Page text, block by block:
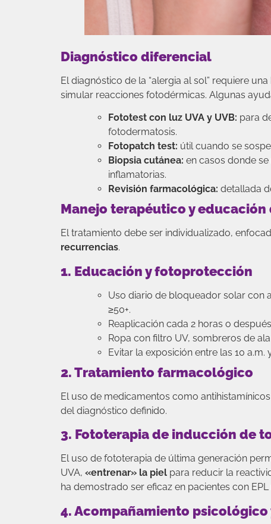
Diagnóstico diferencial
El diagnóstico de la “alergia al sol” requiere
simular reacciones fotodérmicas. Algunas
Fototest con luz UVA y UVB: para
fotodermatosis.
Fotopatch test: útil cuando se
Biopsia cutánea: en casos donde
inflamatorias.
Revisión farmacológica: detallada
Manejo terapéutico y
El tratamiento debe ser individualizado,
recurrencias.
1. Educación y fotoprotección
Uso diario de bloqueador solar con
≥50+.
Reaplicación cada 2 horas o
Ropa con filtro UV, sombreros de
Evitar la exposición entre las 10
2. Tratamiento farmacológico
El uso de medicamentos como
del diagnóstico definido.
3. Fototerapia de inducción de
El uso de fototerapia de última generación
UVA, «entrenar» la piel para reducir la
ha demostrado ser eficaz en pacientes con
4. Acompañamiento